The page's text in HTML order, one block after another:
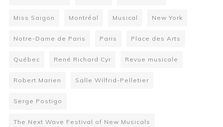
Miss Saigon Montréal Musical New York
Notre-Dame de Paris Paris Place des Arts
Québec René Richard Cyr Revue musicale
Robert Marien Salle Wilfrid-Pelletier
Serge Postigo
The Next Wave Festival of New Musicals